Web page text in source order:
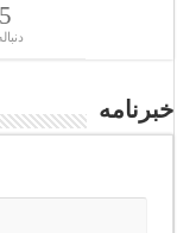
خبرنامه